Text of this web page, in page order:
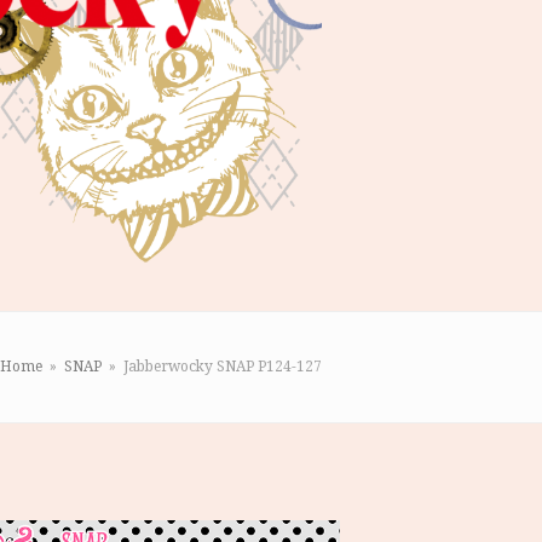
Home » SNAP » Jabberwocky SNAP P124-127